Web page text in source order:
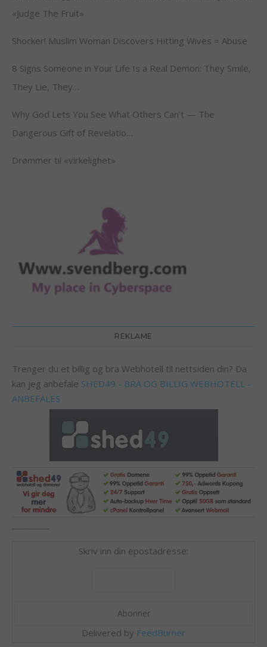
«Judge The Fruit»
Shocker! Muslim Woman Discovers Hitting Wives = Abuse
8 Signs Someone in Your Life Is a Real Demon: They Smile,
They Lie, They…
Why God Lets You See What Others Can’t — The
Dangerous Gift of Revelatio…
Drømmer til «virkelighet»
REKLAME
Trenger du et billig og bra Webhotell til nettsiden din? Da
kan jeg anbefale SHED49 - BRA OG BILLIG WEBHOTELL -
ANBEFALES
Skriv inn din epostadresse:
Delivered by FeedBurner